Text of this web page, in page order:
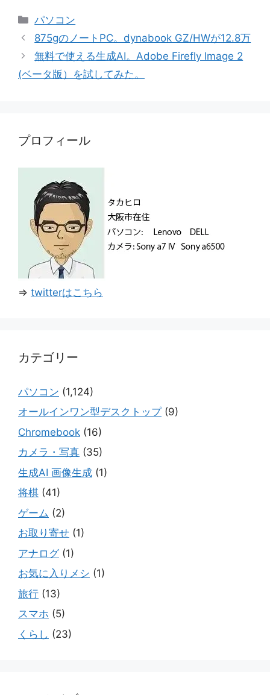
カ
テ
リ
ー
パソコン
875gのノートPC。dynabook GZ/HWが12.8万
無料で使える生成AI。Adobe Firefly Image 2
(ベータ版）を試してみた。
プロフィール
⇒ twitterはこちら
カテゴリー
パソコン (1,124)
オールインワン型デスクトップ(9)
Chromebook (16)
カメラ・写真 (35)
生成AI 画像生成 (1)
将棋 (41)
ゲーム (2)
お取り寄せ (1)
アナログ(1)
お気に入りメシ (1)
旅行 (13)
スマホ (5)
くらし (23)